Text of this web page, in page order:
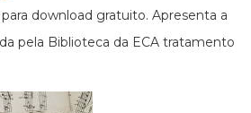
download gratuito. Apresenta a
pela Biblioteca da ECA tratamento